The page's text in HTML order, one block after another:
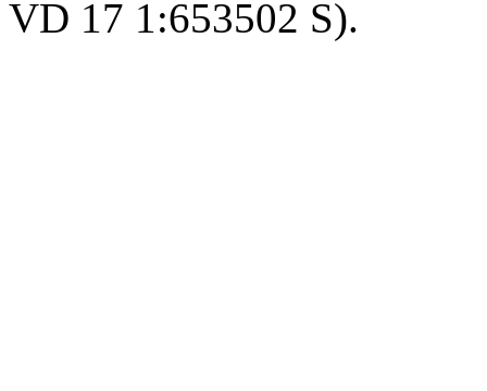
VD 17 1:653502 S).